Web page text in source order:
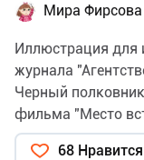
Мира Фирсова
Иллюстрация для
журнала
Черный
фильма "Место
68 Нравится